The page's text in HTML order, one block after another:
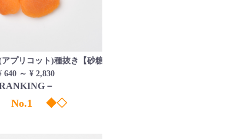
アプリコット)種抜き【砂糖不使用】
640 ～ ¥ 2,830
－
◆◇